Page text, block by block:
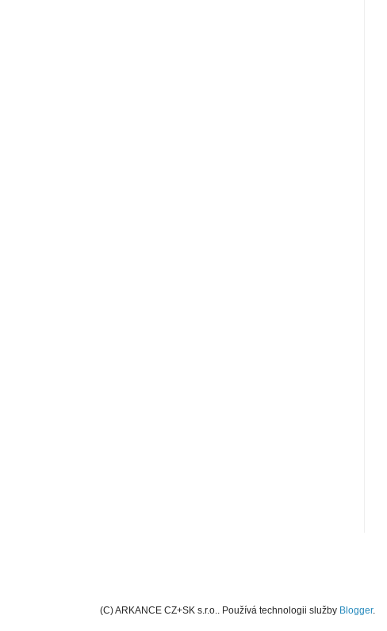
(C) ARKANCE CZ+SK s.r.o.. Používá technologii služby Blogger.